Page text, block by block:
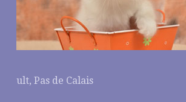
ult, Pas de Calais